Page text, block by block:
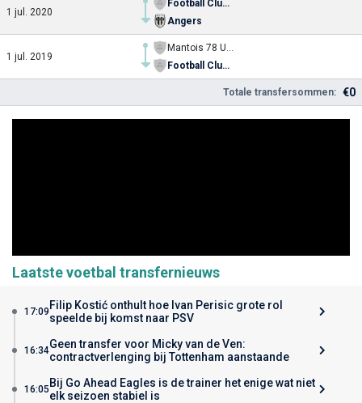
1 jul. 2020
Football Club Mantois
Angers
1 jul. 2019
Mantois 78 U17
Football Club Mantois
Totale transfersommen: €0
Laatste voetbal transfernieuws
17:09 Filip Kostić onthult hoe Ivan Perisic grote rol
speelde bij komst naar PSV
16:34Geen transfer voor Micky van de Ven:
contractverlenging bij Tottenham aanstaande
16:05 Bij Go Ahead Eagles is de trainer het enige wat niet
elk seizoen stabiel is